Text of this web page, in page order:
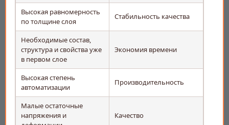
Высокая равномерность
по толщине слоя
Стабильность качества
Необходимые состав,
структура и свойства уже
в первом слое
Экономия времени
Высокая степень
автоматизации
Производительность
Малые остаточные
напряжения и
Качество